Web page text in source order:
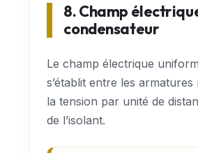
8. Champ
condensateur
Le champ électrique
s’établit entre les
la tension par unité de
de l’isolant.